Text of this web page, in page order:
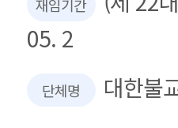
재임기간
05. 2
단체명 대한불